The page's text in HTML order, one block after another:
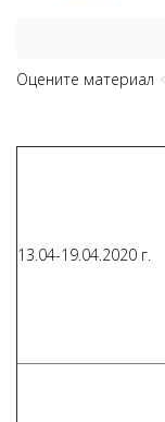
Оцените материал
13.04-19.04.2020 г.